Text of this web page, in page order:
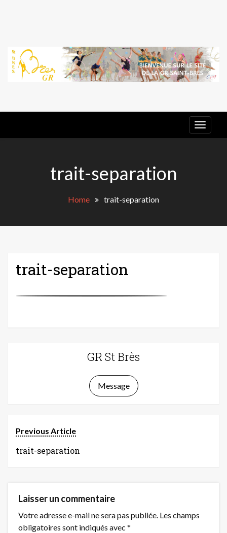
GR ST
BRES
trait-separation
Home trait-separation
trait-separation
GR St Brès
Message
Previous Article
trait-separation
Laisser un commentaire
Votre adresse e-mail ne sera pas publiée. Les champs
obligatoires sont indiqués avec *